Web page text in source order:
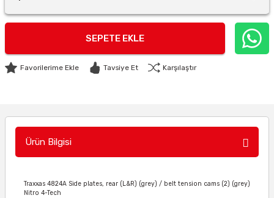
SEPETE EKLE
Tavsiye Et Karşılaştır
Ürün Bilgisi
Traxxas 4824A Side plates, rear (L&R) (grey) / belt tension cams (2) (grey)
Nitro 4-Tech